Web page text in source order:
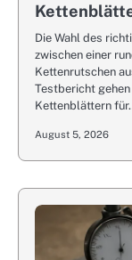
Die Wahl des
zwischen einer
Kettenrutschen
Testbericht
Kettenblättern
August 5, 2026